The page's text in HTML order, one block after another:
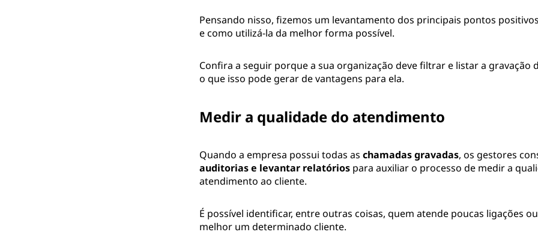
Pensando nisso, fizemos um levantamento dos principais pontos
e como utilizá-la da melhor forma possível.
Confira a seguir porque a sua organização deve filtrar e listar a gravação
o que isso pode gerar de vantagens para ela.
Medir a qualidade do atendimento
Quando a empresa possui todas as chamadas gravadas, os gestores
auditorias e levantar relatórios para auxiliar o processo de medir a
atendimento ao cliente.
É possível identificar, entre outras coisas, quem atende poucas ligações
melhor um determinado cliente.